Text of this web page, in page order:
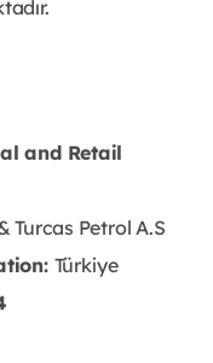
and Retail
Turcas Petrol A.S
Türkiye